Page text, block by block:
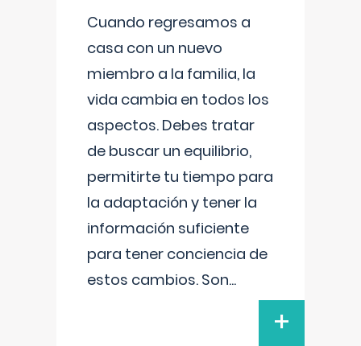
Cuando regresamos a
casa con un nuevo
miembro a la familia, la
vida cambia en todos los
aspectos. Debes tratar
de buscar un equilibrio,
permitirte tu tiempo para
la adaptación y tener la
información suficiente
para tener conciencia de
estos cambios. Son...
+